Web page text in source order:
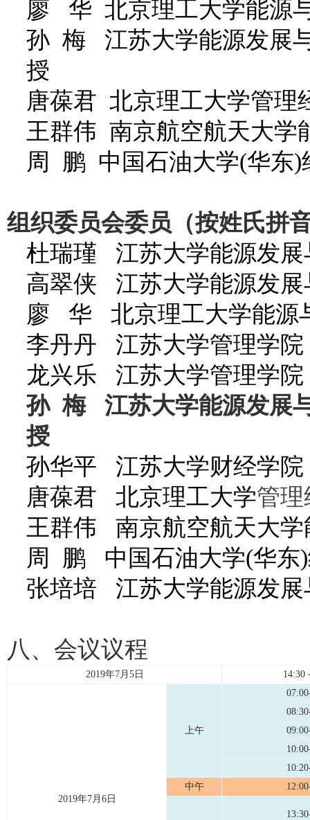
廖 华 北京理工大学能源
孙 梅 江苏大学能源发展
授
唐葆君 北京理工大学管理
王群伟 南京航空航天大学
周 鹏 中国石油大学(华东
组织委员会委员（按姓氏拼
杜瑞瑾 江苏大学能源发
高翠侠 江苏大学能源发
廖 华
北京理工大学能
李丹丹 江苏大学管理学
龙兴乐 江苏大学管理学
孙 梅 江苏大学能源发展
授
孙华平 江苏大学财经学
唐葆君 北京理工大学管理
王群伟 南京航空航天大学
周 鹏 中国石油大学(华
张培培 江苏大学能源发
八、会议议程
2019年7月5日 14:30
2019年7月6日
上午
中午